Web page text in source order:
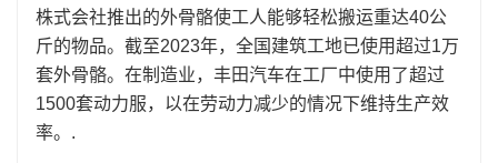
株式会社推出的外骨骼使工人能够轻松搬运重达40公
斤的物品。截至2023年，全国建筑工地已使用超过1万
套外骨骼。在制造业，丰田汽车在工厂中使用了超过
1500套动力服，以在劳动力减少的情况下维持生产效
率。.